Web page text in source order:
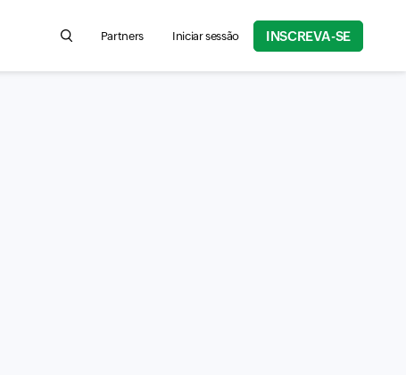
Search for product information, help articles, and
Partners Iniciar sessão INSCREVA-SE